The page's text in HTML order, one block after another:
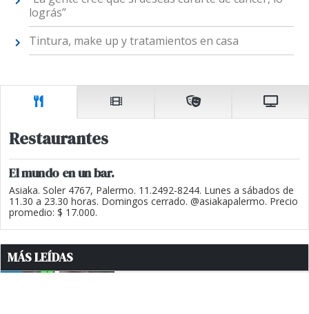
lográs”
Tintura, make up y tratamientos en casa
Restaurantes
El mundo en un bar.
Asiaka. Soler 4767, Palermo. 11.2492-8244. Lunes a sábados de
11.30 a 23.30 horas. Domingos cerrado. @asiakapalermo. Precio
promedio: $ 17.000.
MÁS LEÍDAS